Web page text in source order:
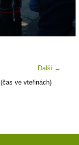
Další →
(čas ve vteřinách)